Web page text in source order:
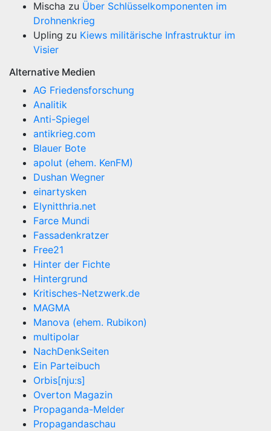
Mischa zu Über Schlüsselkomponenten im
Drohnenkrieg
Upling zu Kiews militärische Infrastruktur im
Visier
Alternative Medien
AG Friedensforschung
Analitik
Anti-Spiegel
antikrieg.com
Blauer Bote
apolut (ehem. KenFM)
Dushan Wegner
einartysken
Elynitthria.net
Farce Mundi
Fassadenkratzer
Free21
Hinter der Fichte
Hintergrund
Kritisches-Netzwerk.de
MAGMA
Manova (ehem. Rubikon)
multipolar
NachDenkSeiten
Ein Parteibuch
Orbis[nju:s]
Overton Magazin
Propaganda-Melder
Propagandaschau